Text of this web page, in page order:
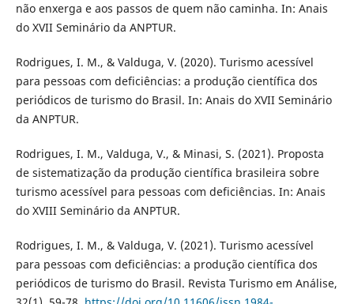
não enxerga e aos passos de quem não caminha. In: Anais
do XVII Seminário da ANPTUR.
Rodrigues, I. M., & Valduga, V. (2020). Turismo acessível
para pessoas com deficiências: a produção científica dos
periódicos de turismo do Brasil. In: Anais do XVII Seminário
da ANPTUR.
Rodrigues, I. M., Valduga, V., & Minasi, S. (2021). Proposta
de sistematização da produção científica brasileira sobre
turismo acessível para pessoas com deficiências. In: Anais
do XVIII Seminário da ANPTUR.
Rodrigues, I. M., & Valduga, V. (2021). Turismo acessível
para pessoas com deficiências: a produção científica dos
periódicos de turismo do Brasil. Revista Turismo em Análise,